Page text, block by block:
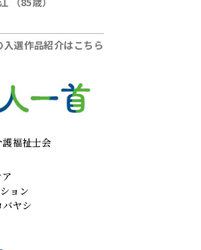
入選作品紹介はこちら
福祉士会
ョン
ヤシ